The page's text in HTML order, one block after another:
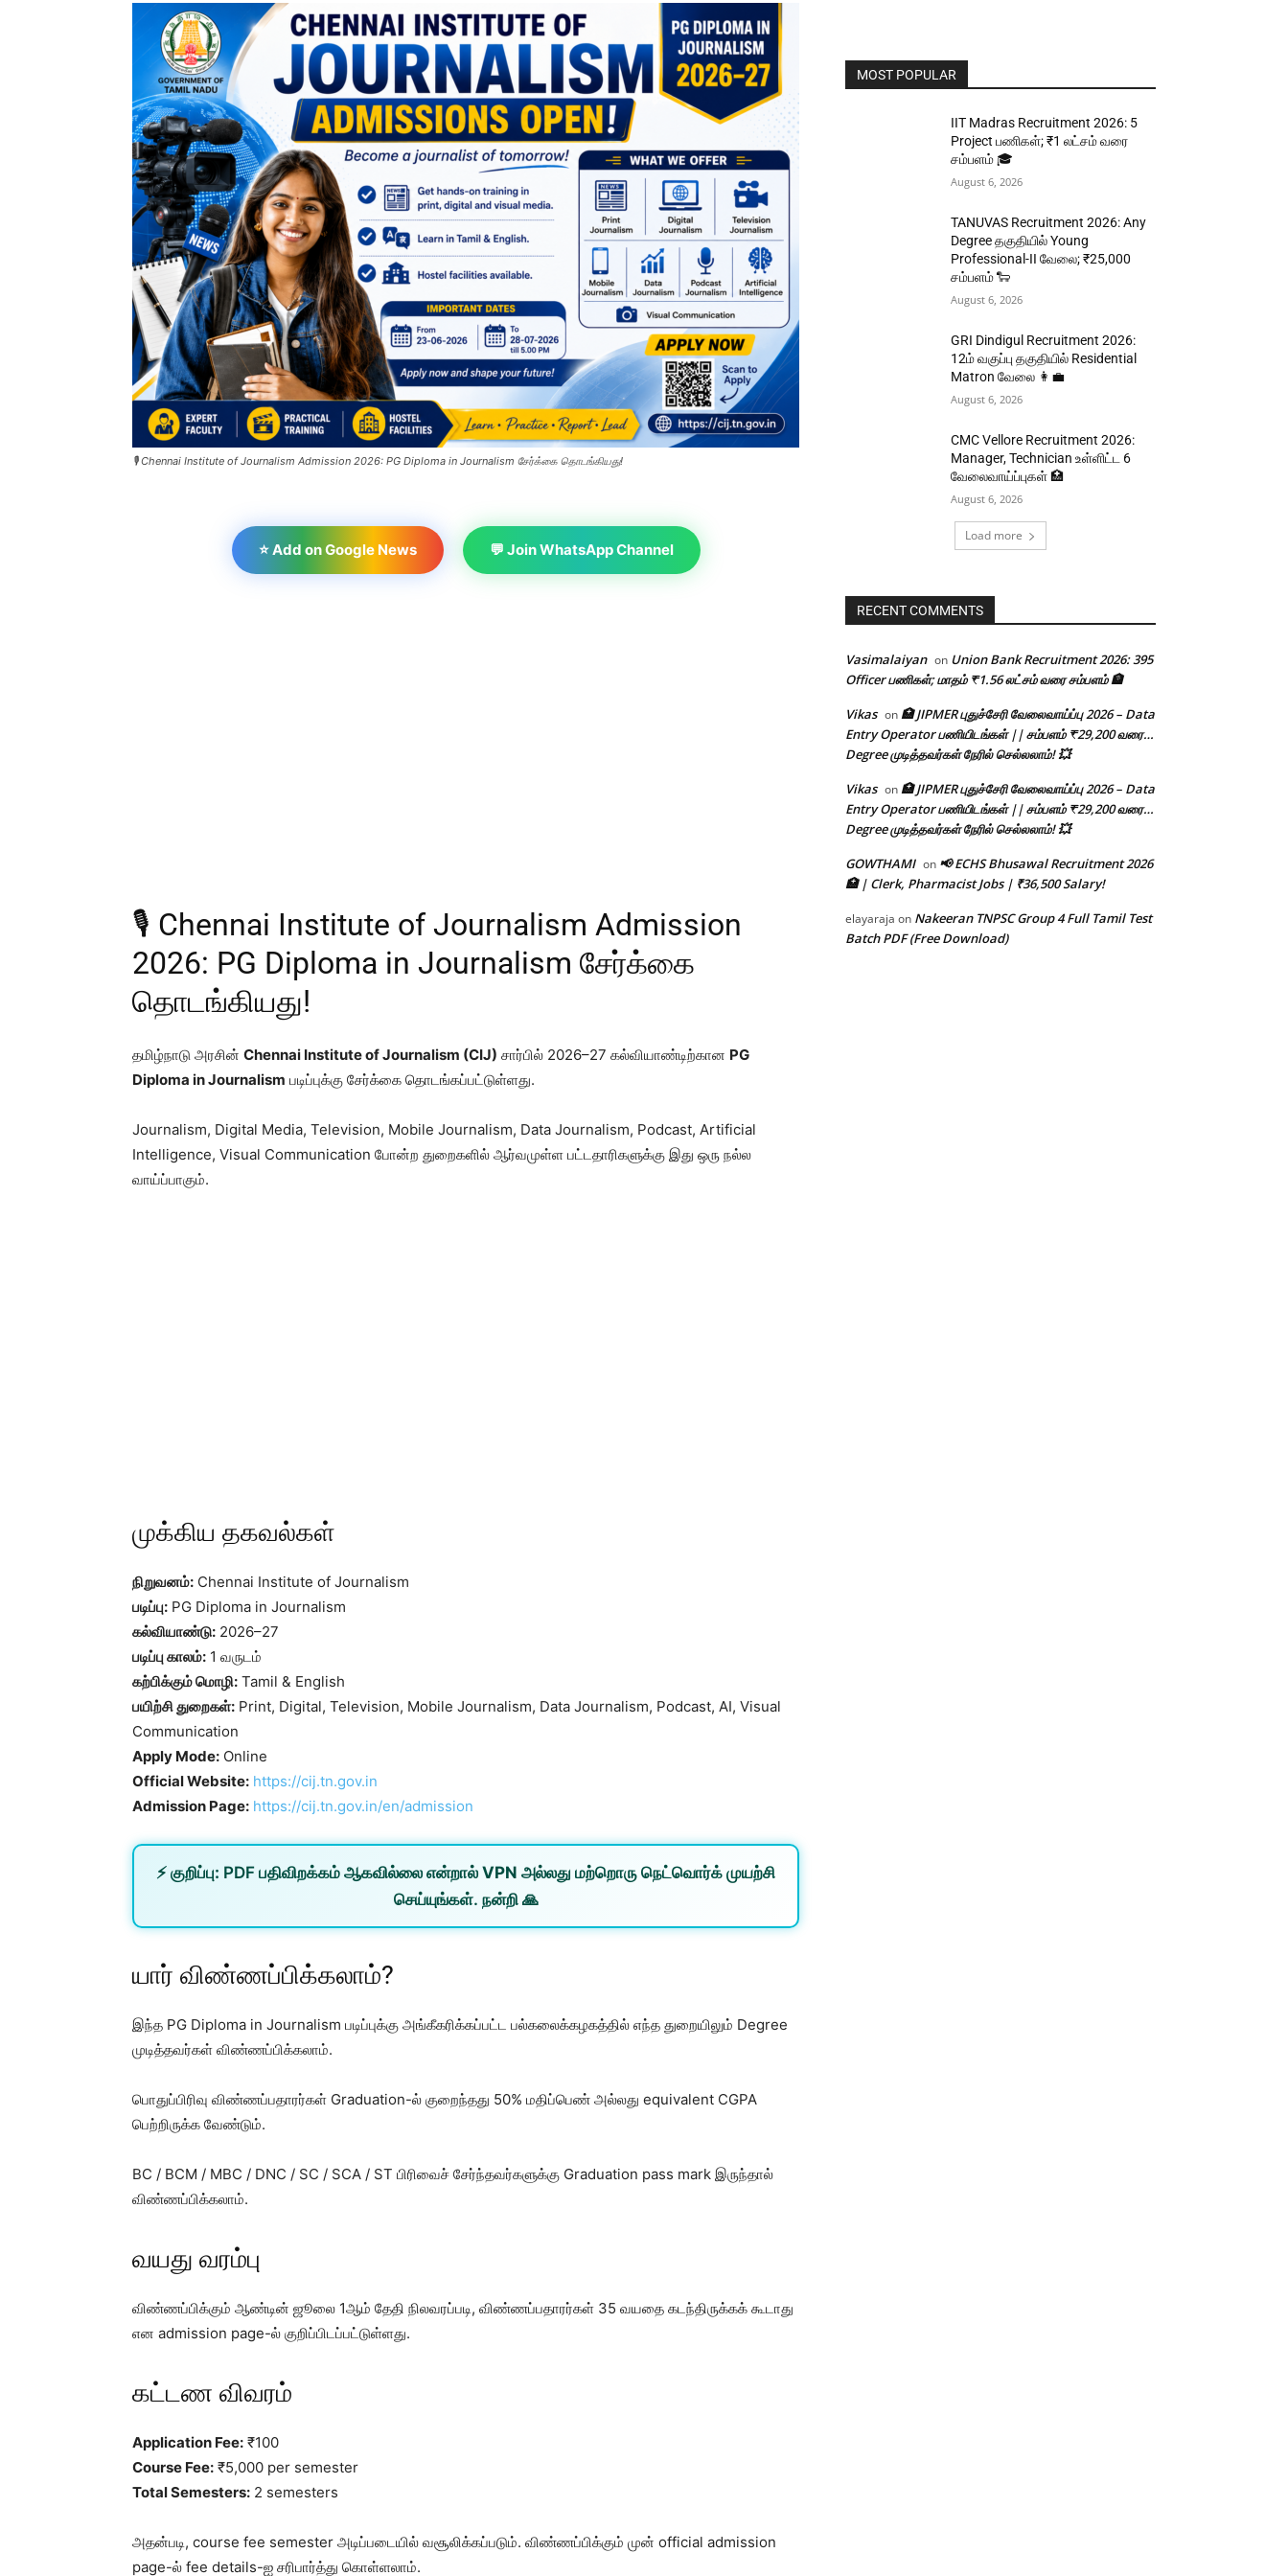
🎙️ Chennai Institute of Journalism Admission 2026: PG Diploma in Journalism சேர்க்கை தொடங்கியது!
⭐ Add on Google News 💬 Join WhatsApp Channel
🎙️ Chennai Institute of Journalism Admission
2026: PG Diploma in Journalism சேர்க்கை
தொடங்கியது!
தமிழ்நாடு அரசின் Chennai Institute of Journalism (CIJ) சார்பில் 2026–27 கல்வியாண்டிற்கான PG
Diploma in Journalism படிப்புக்கு சேர்க்கை தொடங்கப்பட்டுள்ளது.
Journalism, Digital Media, Television, Mobile Journalism, Data Journalism, Podcast, Artificial
Intelligence, Visual Communication போன்ற துறைகளில் ஆர்வமுள்ள பட்டதாரிகளுக்கு இது ஒரு நல்ல
வாய்ப்பாகும்.
முக்கிய தகவல்கள்
நிறுவனம்: Chennai Institute of Journalism
படிப்பு: PG Diploma in Journalism
கல்வியாண்டு: 2026–27
படிப்பு காலம்: 1 வருடம்
கற்பிக்கும் மொழி: Tamil & English
பயிற்சி துறைகள்: Print, Digital, Television, Mobile Journalism, Data Journalism, Podcast, AI, Visual
Communication
Apply Mode: Online
Official Website: https://cij.tn.gov.in
Admission Page: https://cij.tn.gov.in/en/admission
⚡ குறிப்பு: PDF பதிவிறக்கம் ஆகவில்லை என்றால் VPN அல்லது மற்றொரு நெட்வொர்க் முயற்சி
செய்யுங்கள். நன்றி 🙏
யார் விண்ணப்பிக்கலாம்?
இந்த PG Diploma in Journalism படிப்புக்கு அங்கீகரிக்கப்பட்ட பல்கலைக்கழகத்தில் எந்த துறையிலும் Degree
முடித்தவர்கள் விண்ணப்பிக்கலாம்.
பொதுப்பிரிவு விண்ணப்பதாரர்கள் Graduation-ல் குறைந்தது 50% மதிப்பெண் அல்லது equivalent CGPA
பெற்றிருக்க வேண்டும்.
BC / BCM / MBC / DNC / SC / SCA / ST பிரிவைச் சேர்ந்தவர்களுக்கு Graduation pass mark இருந்தால்
விண்ணப்பிக்கலாம்.
வயது வரம்பு
விண்ணப்பிக்கும் ஆண்டின் ஜூலை 1ஆம் தேதி நிலவரப்படி, விண்ணப்பதாரர்கள் 35 வயதை கடந்திருக்கக் கூடாது
என admission page-ல் குறிப்பிடப்பட்டுள்ளது.
கட்டண விவரம்
Application Fee: ₹100
Course Fee: ₹5,000 per semester
Total Semesters: 2 semesters
அதன்படி, course fee semester அடிப்படையில் வசூலிக்கப்படும். விண்ணப்பிக்கும் முன் official admission
page-ல் fee details-ஐ சரிபார்த்து கொள்ளலாம்.
MOST POPULAR
IIT Madras Recruitment 2026: 5
Project பணிகள்; ₹1 லட்சம் வரை
சம்பளம் 🎓
August 6, 2026
TANUVAS Recruitment 2026: Any
Degree தகுதியில் Young
Professional-II வேலை; ₹25,000
சம்பளம் 🐑
August 6, 2026
GRI Dindigul Recruitment 2026:
12ம் வகுப்பு தகுதியில் Residential
Matron வேலை 👩‍💼
August 6, 2026
CMC Vellore Recruitment 2026:
Manager, Technician உள்ளிட்ட 6
வேலைவாய்ப்புகள் 🏥
August 6, 2026
Load more
RECENT COMMENTS
Vasimalaiyan on Union Bank Recruitment 2026: 395
Officer பணிகள்; மாதம் ₹1.56 லட்சம் வரை சம்பளம் 🏦
Vikas on🏥 JIPMER புதுச்சேரி வேலைவாய்ப்பு 2026 – Data
Entry Operator பணியிடங்கள் || சம்பளம் ₹29,200 வரை…
Degree முடித்தவர்கள் நேரில் செல்லலாம்! 💥
Vikas on🏥 JIPMER புதுச்சேரி வேலைவாய்ப்பு 2026 – Data
Entry Operator பணியிடங்கள் || சம்பளம் ₹29,200 வரை…
Degree முடித்தவர்கள் நேரில் செல்லலாம்! 💥
GOWTHAMI on 📢 ECHS Bhusawal Recruitment 2026
🏥 | Clerk, Pharmacist Jobs | ₹36,500 Salary!
elayaraja on Nakeeran TNPSC Group 4 Full Tamil Test
Batch PDF (Free Download)